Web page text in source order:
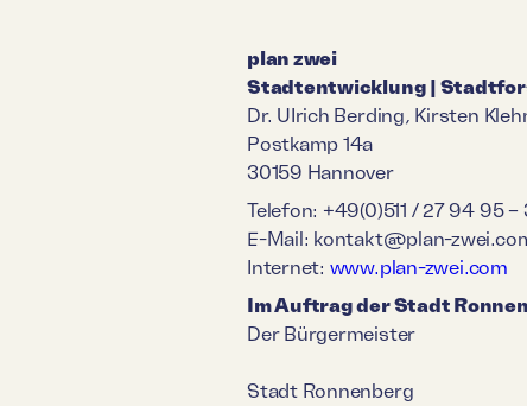
plan zwei
Stadtentwicklung |
Dr. UIrich Berding, Kirsten
Postkamp 14a
30159 Hannover
Telefon: +49(0)511 / 27 94 95 –
E-Mail: kontakt@plan-
Internet: www.plan-zwei.com
Im Auftrag der Stadt
Der Bürgermeister
Stadt Ronnenberg